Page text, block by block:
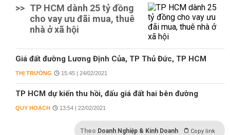
>> TP HCM dành 25 tỷ đồng
cho vay ưu đãi mua, thuê
nhà ở xã hội
Giá đất đường Lương Định Của, TP Thủ Đức, TP HCM
THỊ TRƯỜNG 15:45 | 24/02/2021
TP HCM dự kiến thu hồi, đấu giá đất hai bên đường
QUY HOẠCH 13:54 | 22/02/2021
Theo Doanh Nghiệp & Kinh Doanh Copy link